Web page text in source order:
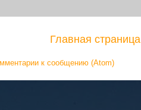
Главная страница
к сообщению (Atom)